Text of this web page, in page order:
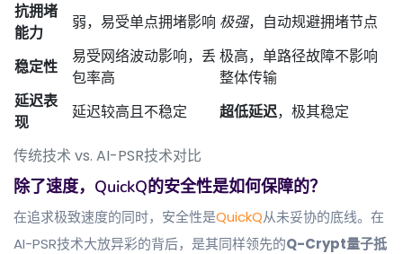
传统技术 vs. AI-PSR技术对比
抗拥堵
能力
弱，易受单点拥堵影响 极强，自动规避拥堵节点
稳定性
易受网络波动影响，丢
包率高
极高，单路径故障不影响
整体传输
延迟表
现
延迟较高且不稳定 超低延迟，极其稳定
除了速度，QuickQ的安全性是如何保障的？
在追求极致速度的同时，安全性是QuickQ从未妥协的底线。在
AI-PSR技术大放异彩的背后，是其同样领先的Q-Crypt量子抵